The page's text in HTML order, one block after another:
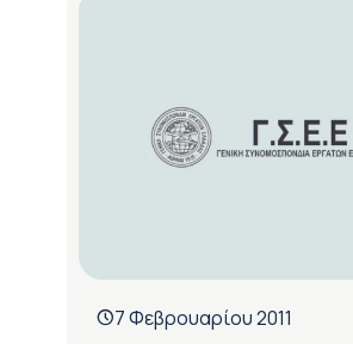
7 Φεβρουαρίου 2011